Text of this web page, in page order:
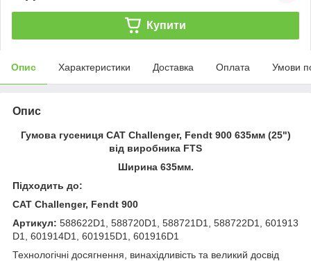
Купити
Опис Характеристики Доставка Оплата Умови
Опис
Гумова гусениця CAT Challenger, Fendt 900 635мм (25")
від виробника FTS
Ширина 635мм.
Підходить до:
CAT Challenger, Fendt 900
Артикул: 588622D1, 588720D1, 588721D1, 588722D1, 601913
D1, 601914D1, 601915D1, 601916D1
Технологічні досягнення, винахідливість та великий досвід